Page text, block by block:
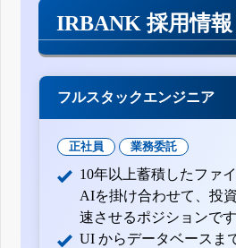
IRBANK 採用情報
フルスタックエンジニア
正社員 業務委託
10年以上蓄積したファ
AIを掛け合わせて、投
速させるポジションです
UI からデータベースま